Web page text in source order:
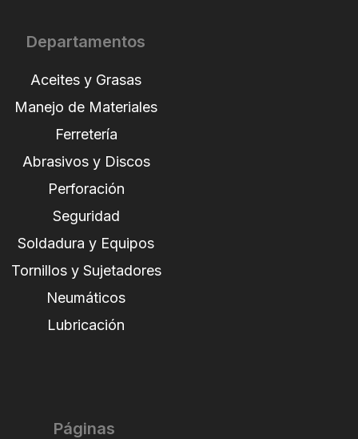
Departamentos
Aceites y Grasas
Manejo de Materiales
Ferretería
Abrasivos y Discos
Perforación
Seguridad
Soldadura y Equipos
Tornillos y Sujetadores
Neumáticos
Lubricación
Páginas